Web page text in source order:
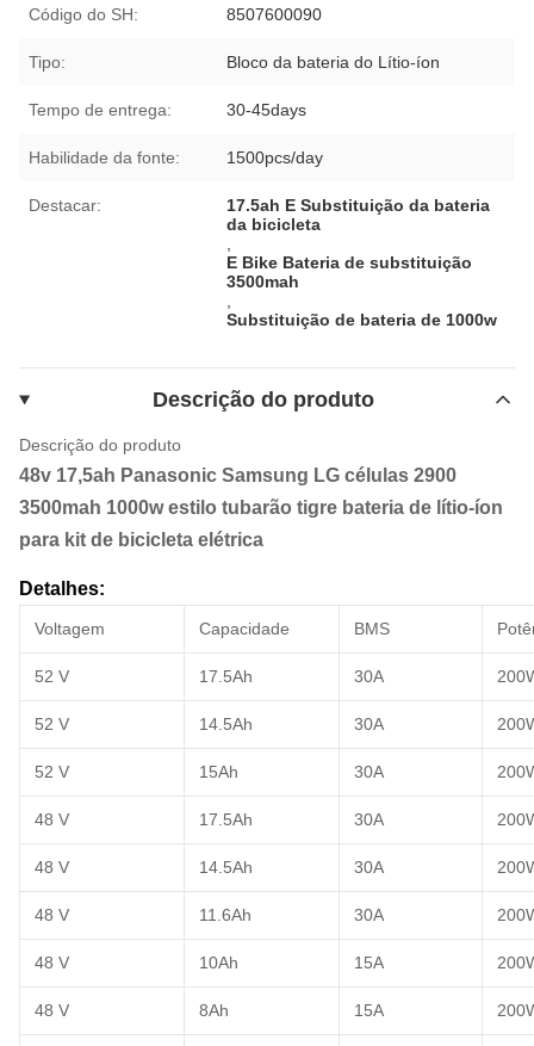
Código do SH: 8507600090
Tipo: Bloco da bateria do Lítio-íon
Tempo de entrega: 30-45days
Habilidade da fonte: 1500pcs/day
Destacar:
17.5ah E Substituição da bateria
da bicicleta
E Bike Bateria de substituição
3500mah
Substituição de bateria de 1000w
Descrição do produto
Descrição do produto
48v 17,5ah Panasonic Samsung LG células 2900
3500mah 1000w estilo tubarão tigre bateria de lítio-íon
para kit de bicicleta elétrica
Detalhes:
Voltagem Capacidade BMS
52 V 17.5Ah 30A
52 V 14.5Ah 30A
52 V 15Ah 30A
48 V 17.5Ah 30A
48 V 14.5Ah 30A
48 V 11.6Ah 30A
48 V 10Ah 15A
48 V 8Ah 15A